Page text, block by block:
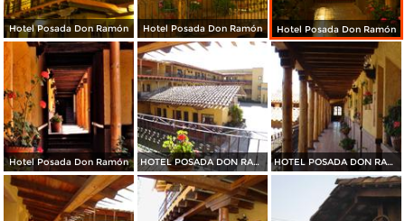
Hotel Posada Don Ramón Hotel Posada Don Ramón Hotel Posada Don Ramón
Hotel Posada Don Ramón HOTEL POSADA DON RAMON HOTEL POSADA DON RAMON